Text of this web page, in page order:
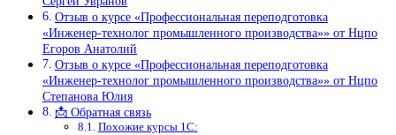
Отзыв о курсе «Профессиональная переподготовка
«Инженер-технолог промышленного производства»» от Нцпо
Егоров Анатолий
Отзыв о курсе «Профессиональная переподготовка
«Инженер-технолог промышленного производства»» от Нцпо
Степанова Юлия
📩 Обратная связь
Похожие курсы 1С: